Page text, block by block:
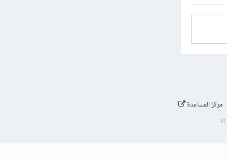
مركز المساعدة
©